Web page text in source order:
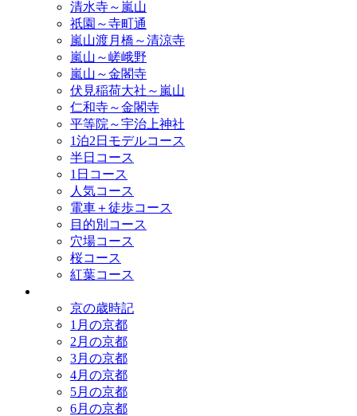
清水寺～嵐山
祇園～寺町通
嵐山渡月橋～清涼寺
嵐山～嵯峨野
嵐山～金閣寺
伏見稲荷大社～嵐山
仁和寺～金閣寺
平等院～宇治上神社
1泊2日モデルコース
半日コース
1日コース
人気コース
電車＋徒歩コース
目的別コース
穴場コース
桜コース
紅葉コース
京の歳時記
1月の京都
2月の京都
3月の京都
4月の京都
5月の京都
6月の京都